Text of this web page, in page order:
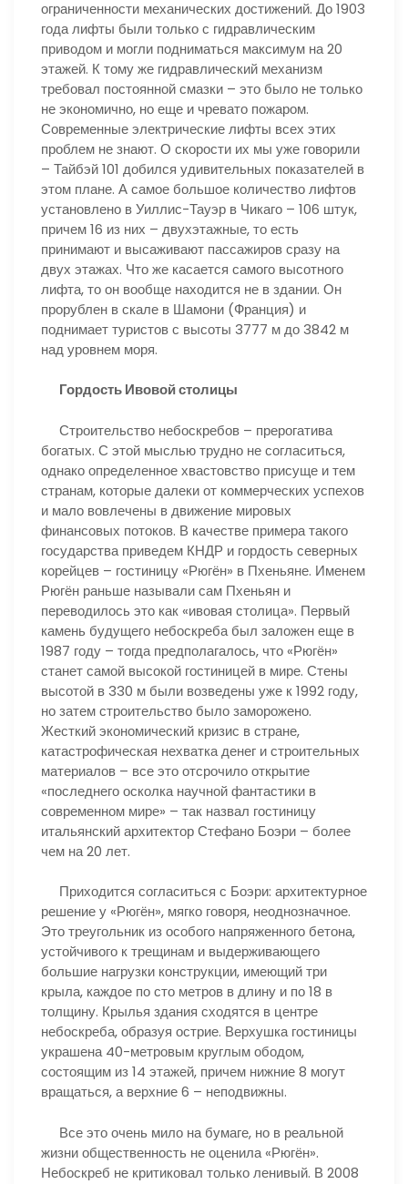
ограниченности механических достижений. До 1903
года лифты были только с гидравлическим
приводом и могли подниматься максимум на 20
этажей. К тому же гидравлический механизм
требовал постоянной смазки – это было не только
не экономично, но еще и чревато пожаром.
Современные электрические лифты всех этих
проблем не знают. О скорости их мы уже говорили
– Тайбэй 101 добился удивительных показателей в
этом плане. А самое большое количество лифтов
установлено в Уиллис-Тауэр в Чикаго – 106 штук,
причем 16 из них – двухэтажные, то есть
принимают и высаживают пассажиров сразу на
двух этажах. Что же касается самого высотного
лифта, то он вообще находится не в здании. Он
прорублен в скале в Шамони (Франция) и
поднимает туристов с высоты 3777 м до 3842 м
над уровнем моря.
Гордость Ивовой столицы
Строительство небоскребов – прерогатива
богатых. С этой мыслью трудно не согласиться,
однако определенное хвастовство присуще и тем
странам, которые далеки от коммерческих успехов
и мало вовлечены в движение мировых
финансовых потоков. В качестве примера такого
государства приведем КНДР и гордость северных
корейцев – гостиницу «Рюгён» в Пхеньяне. Именем
Рюгён раньше называли сам Пхеньян и
переводилось это как «ивовая столица». Первый
камень будущего небоскреба был заложен еще в
1987 году – тогда предполагалось, что «Рюгён»
станет самой высокой гостиницей в мире. Стены
высотой в 330 м были возведены уже к 1992 году,
но затем строительство было заморожено.
Жесткий экономический кризис в стране,
катастрофическая нехватка денег и строительных
материалов – все это отсрочило открытие
«последнего осколка научной фантастики в
современном мире» – так назвал гостиницу
итальянский архитектор Стефано Боэри – более
чем на 20 лет.
Приходится согласиться с Боэри: архитектурное
решение у «Рюгён», мягко говоря, неоднозначное.
Это треугольник из особого напряженного бетона,
устойчивого к трещинам и выдерживающего
большие нагрузки конструкции, имеющий три
крыла, каждое по сто метров в длину и по 18 в
толщину. Крылья здания сходятся в центре
небоскреба, образуя острие. Верхушка гостиницы
украшена 40-метровым круглым ободом,
состоящим из 14 этажей, причем нижние 8 могут
вращаться, а верхние 6 – неподвижны.
Все это очень мило на бумаге, но в реальной
жизни общественность не оценила «Рюгён».
Небоскреб не критиковал только ленивый. В 2008